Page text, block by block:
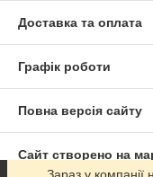
Доставка та оплата
Графік роботи
Повна версія сайту
Сайт створено на